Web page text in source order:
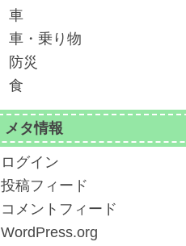
車
車・乗り物
防災
食
メタ情報
ログイン
投稿フィード
コメントフィード
WordPress.org